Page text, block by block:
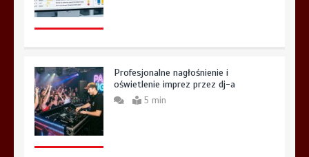
Profesjonalne nagłośnienie i
oświetlenie imprez przez dj-a
5 min